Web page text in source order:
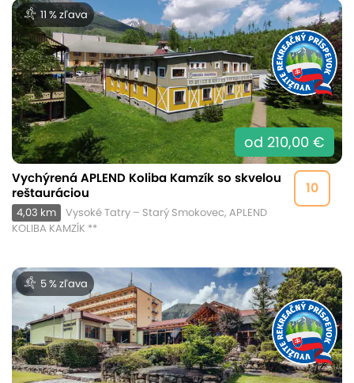
11 % zľava
od 210,00 €
10
Vychýrená APLEND Koliba Kamzík so skvelou
reštauráciou
4,03 km
Vysoké Tatry – Starý Smokovec, APLEND
KOLIBA KAMZÍK **
5 % zľava